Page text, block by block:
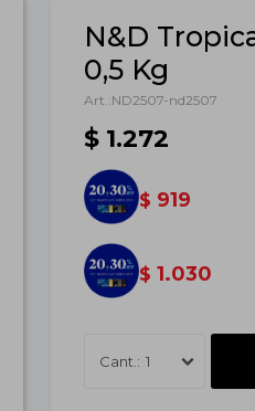
N&D
0,5 Kg
ND2507-nd2507
$ 1.272
$ 919
$ 1.030
1